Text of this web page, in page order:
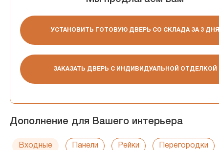
УСТАНОВИТЬ ГОТОВУЮ ДВЕРЬ СО СКЛАДА ЗА 3 ДНЯ
ЗАКАЗАТЬ ДВЕРЬ С ИНДИВИДУАЛЬНОЙ ОТДЕЛКОЙ
Дополнение для Вашего интерьера
Входные Панели Рейки Перегородки